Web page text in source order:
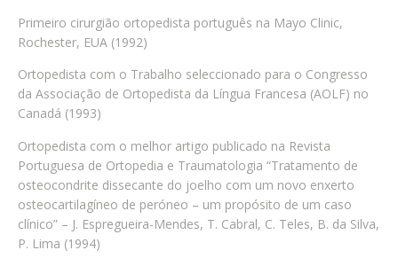
Primeiro cirurgião ortopedista português na Mayo Clinic,
Rochester, EUA (1992)
Ortopedista com o Trabalho seleccionado para o Congresso
da Associação de Ortopedista da Língua Francesa (AOLF) no
Canadá (1993)
Ortopedista com o melhor artigo publicado na Revista
Portuguesa de Ortopedia e Traumatologia “Tratamento de
osteocondrite dissecante do joelho com um novo enxerto
osteocartilagíneo de peróneo – um propósito de um caso
clínico” – J. Espregueira-Mendes, T. Cabral, C. Teles, B. da Silva,
P. Lima (1994)